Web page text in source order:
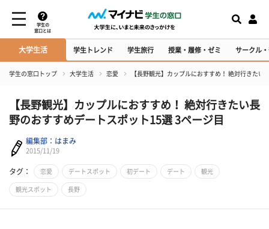
学生の
窓口とは
大学生活 学生トレンド 学生旅行 授業・履修・ゼミ サークル
学生の窓口トップ 大学生活 恋愛 【長野観光】カップルにおすすめ！ 絶対行きたい
【長野観光】カップルにおすすめ！ 絶対行きたい長
野のおすすめデートスポット15選 3ページ目
編集部：はまみ
2015/11/19
タグ： 恋愛 デートスポット 初デート デート 観光
観光スポット 長野